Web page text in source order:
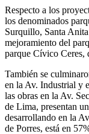
Respecto a los
los denominados
Surquillo, Santa
mejoramiento del
parque Cívico Ceres,
También se
en la Av. Industrial y
las obras en la Av.
de Lima, presentan
desarrollando en la
de Porres, está en